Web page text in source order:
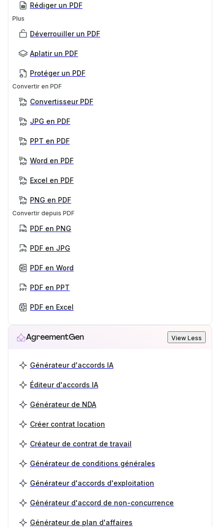
Rédiger un PDF
Plus
Déverrouiller un PDF
Aplatir un PDF
Protéger un PDF
Convertir en PDF
Convertisseur PDF
JPG en PDF
PPT en PDF
Word en PDF
Excel en PDF
PNG en PDF
Convertir depuis PDF
PDF en PNG
PDF en JPG
PDF en Word
PDF en PPT
PDF en Excel
AgreementGen View Less
Générateur d'accords IA
Éditeur d'accords IA
Générateur de NDA
Créer contrat location
Créateur de contrat de travail
Générateur de conditions générales
Générateur d'accords d'exploitation
Générateur d'accord de non-concurrence
Générateur de plan d'affaires